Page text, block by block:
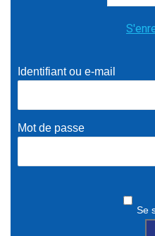
Identifiant ou e-mail
Mot de passe
Se